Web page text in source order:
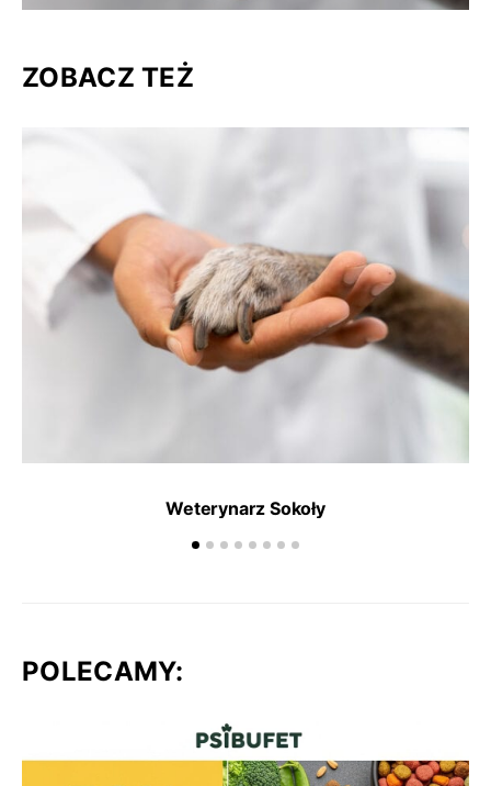
ZOBACZ TEŻ
Weterynarz Sokoły
POLECAMY: